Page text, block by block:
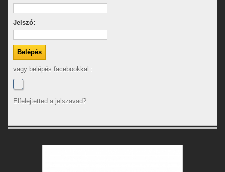
Jelszó:
vagy belépés facebookkal :
Elfelejtetted a jelszavad?